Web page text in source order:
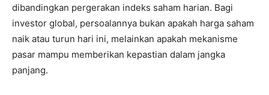
dibandingkan pergerakan indeks saham harian. Bagi
investor global, persoalannya bukan apakah harga saham
naik atau turun hari ini, melainkan apakah mekanisme
pasar mampu memberikan kepastian dalam jangka
panjang.